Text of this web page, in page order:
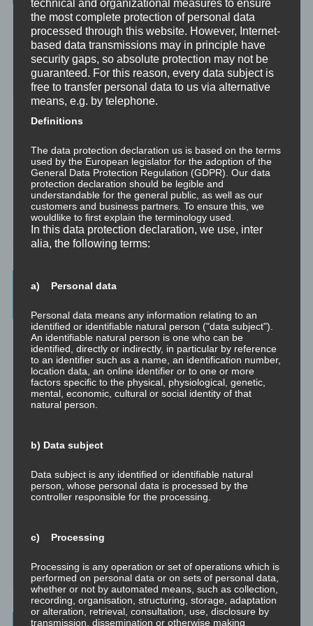
Das Beste aus vielen Welten und Zeitaltern: Yoga (Raja, Hatha,
Jnana, Laya, Kriya, Kundalini), Tantra (weiß, rot, schwarz, Kaula,
Mishra, Samaya), Meditation, NLP, Trance, EMDR, Time Line
Therapy®, Brainspotting, EFT, Provocative Interventions,
Schamanismus, Huna, Achtsamkeit & Bewusstheit, Sex-Magick, Life
Hacks.
Beratung, Mentoring, Supervision und
Beratung
Beratung ist das individuelle Aufarbeiten verschiedenster
Problemstellungen durch Interaktion zwischen einer unabhängigen
Person und einem Klienten.
Mentoring
Mentoring ist das individualisierte Weitergeben von Wissen und
und einem Klienten.
Supervision ist das individualisierte Reflektieren der gemachten
oder anstehenden professionellen Erfahrungen durch Interaktion
Ausbildung
erfahrene Person an Klienten.
technical and organizational measures to ensure
the most complete protection of personal data
processed through this website. However, Internet-
based data transmissions may in principle have
security gaps, so absolute protection may not be
guaranteed. For this reason, every data subject is
free to transfer personal data to us via alternative
means, e.g. by telephone.
Definitions
The data protection declaration us is based on the terms
used by the European legislator for the adoption of the
General Data Protection Regulation (GDPR). Our data
protection declaration should be legible and
understandable for the general public, as well as our
customers and business partners. To ensure this, we
wouldlike to first explain the terminology used.
In this data protection declaration, we use, inter
alia, the following terms:
a) Personal data
Personal data means any information relating to an
identified or identifiable natural person ("data subject").
An identifiable natural person is one who can be
identified, directly or indirectly, in particular by reference
to an identifier such as a name, an identification number,
location data, an online identifier or to one or more
factors specific to the physical, physiological, genetic,
mental, economic, cultural or social identity of that
natural person.
b) Data subject
Data subject is any identified or identifiable natural
person, whose personal data is processed by the
controller responsible for the processing.
c) Processing
Processing is any operation or set of operations which is
performed on personal data or on sets of personal data,
whether or not by automated means, such as collection,
recording, organisation, structuring, storage, adaptation
or alteration, retrieval, consultation, use, disclosure by
transmission, dissemination or otherwise making